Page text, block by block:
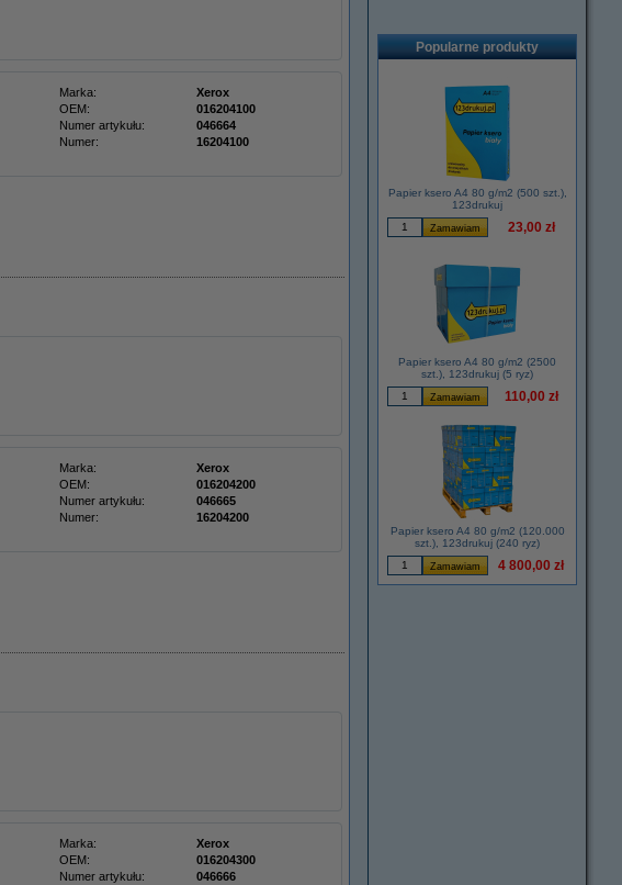
Marka:
Xerox
OEM:
016204100
Numer artykułu:
046664
Numer:
16204100
Marka:
Xerox
OEM:
016204200
Numer artykułu:
046665
Numer:
16204200
Marka:
Xerox
OEM:
016204300
Numer artykułu:
046666
Popularne produkty
Papier ksero A4 80 g/m2 (500 szt.),
123drukuj
23,00 zł
Papier ksero A4 80 g/m2 (2500
szt.), 123drukuj (5 ryz)
110,00 zł
Papier ksero A4 80 g/m2 (120.000
szt.), 123drukuj (240 ryz)
4 800,00 zł